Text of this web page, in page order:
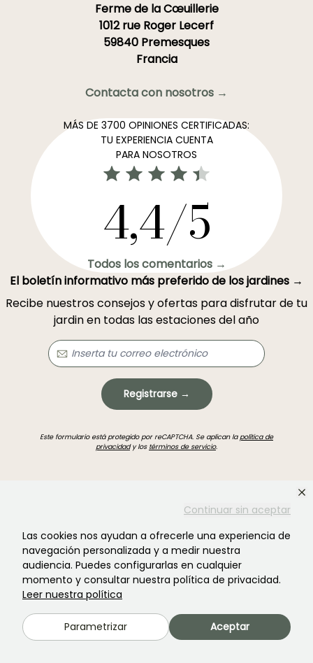
Continuar sin aceptar
Las cookies nos ayudan a ofrecerle una experiencia de
navegación personalizada y a medir nuestra
audiencia. Puedes configurarlas en cualquier
momento y consultar nuestra política de privacidad.
Leer nuestra política
Parametrizar Aceptar
Ferme de la Cœuillerie
1012 rue Roger Lecerf
59840 Premesques
Francia
Contacta con nosotros →
MÁS DE 3700 OPINIONES CERTIFICADAS:
TU EXPERIENCIA CUENTA
PARA NOSOTROS
4,4/5
Todos los comentarios →
El boletín informativo más preferido de los jardines →
Recibe nuestros consejos y ofertas para disfrutar de tu
jardin en todas las estaciones del año
Registrarse →
Este formulario está protegido por reCAPTCHA. Se aplican lapolítica de
privacidady los términos de servicio.
¿No encontraste lo que buscabas?